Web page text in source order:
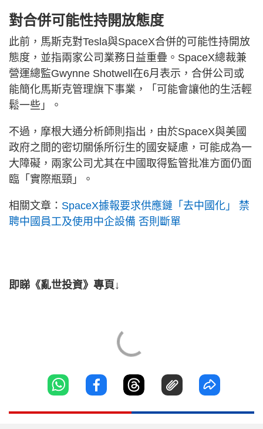
對合併可能性持開放態度
此前，馬斯克對Tesla與SpaceX合併的可能性持開放
態度，並指兩家公司業務日益重疊。SpaceX總裁兼
營運總監Gwynne Shotwell在6月表示，合併公司或
能簡化馬斯克管理旗下事業，「可能會讓他的生活輕
鬆一些」。
不過，摩根大通分析師則指出，由於SpaceX與美國
政府之間的密切關係所衍生的國安疑慮，可能成為一
大障礙，兩家公司尤其在中國取得監管批准方面仍面
臨「實際瓶頸」。
相關文章： SpaceX據報要求供應鏈「去中國化」 禁
聘中國員工及使用中企設備 否則斷單
即睇《亂世投資》專頁↓